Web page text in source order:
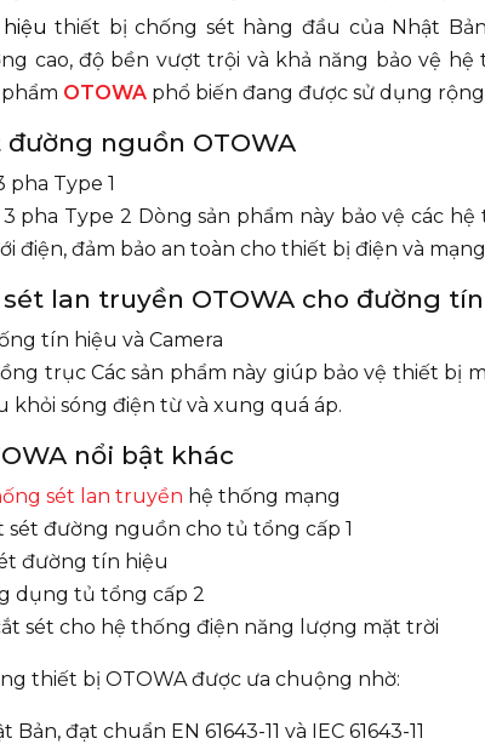
thiết bị chống sét hàng đầu của Nhật
cao, độ bền vượt trội và khả năng bảo vệ hệ
OTOWA phổ biến đang được sử dụng rộng
nguồn OTOWA
pha Type 1
3 pha Type 2 Dòng sản phẩm này bảo vệ các
điện, đảm bảo an toàn cho thiết bị điện và
lan truyền OTOWA cho đường
tín hiệu và Camera
trục Các sản phẩm này giúp bảo vệ thiết bị
khỏi sóng điện từ và xung quá áp.
nổi bật khác
sét lan truyền hệ thống mạng
sét đường nguồn cho tủ tổng cấp 1
đường tín hiệu
dụng tủ tổng cấp 2
sét cho hệ thống điện năng lượng mặt trời
thiết bị OTOWA được ưa chuộng nhờ:
đạt chuẩn EN 61643-11 và IEC 61643-11